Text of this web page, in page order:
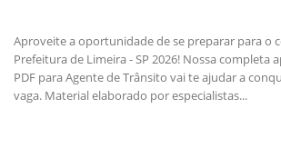
Aproveite a oportunidade de se preparar para o
Prefeitura de Limeira - SP 2026! Nossa completa
PDF para Agente de Trânsito vai te ajudar a
vaga. Material elaborado por especialistas...